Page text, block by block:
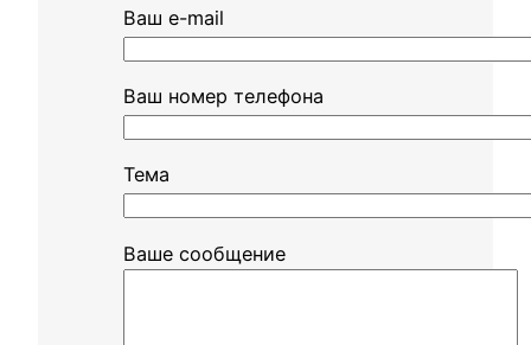
Ваш e-mail
Ваш номер телефона
Тема
Ваше сообщение